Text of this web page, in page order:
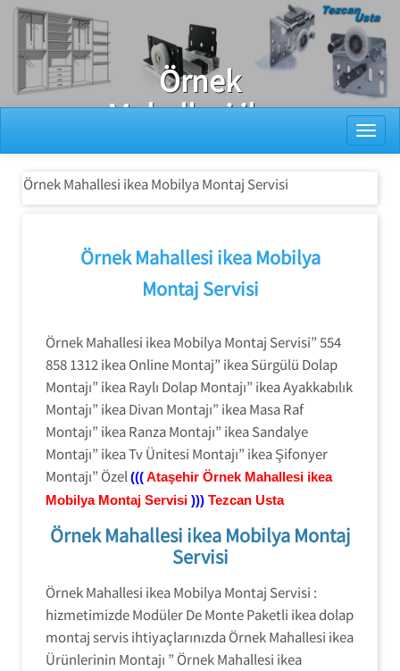
Ray Dolap Tamiri
Örnek
Mahallesi ikea
Mobilya
Montaj Servisi
Örnek Mahallesi ikea Mobilya Montaj Servisi
Örnek Mahallesi ikea Mobilya
Montaj Servisi
Örnek Mahallesi ikea Mobilya Montaj Servisi” 554
858 1312 ikea Online Montaj” ikea Sürgülü Dolap
Montajı” ikea Raylı Dolap Montajı” ikea Ayakkabılık
Montajı” ikea Divan Montajı” ikea Masa Raf
Montajı” ikea Ranza Montajı” ikea Sandalye
Montajı” ikea Tv Ünitesi Montajı” ikea Şifonyer
Montajı” Özel (((Ataşehir Örnek Mahallesi ikea
Mobilya Montaj Servisi ))) Tezcan Usta
Örnek Mahallesi ikea Mobilya Montaj
Servisi
Örnek Mahallesi ikea Mobilya Montaj Servisi :
hizmetimizde Modüler De Monte Paketli ikea dolap
montaj servis ihtiyaçlarınızda Örnek Mahallesi ikea
Ürünlerinin Montajı ” Örnek Mahallesi ikea